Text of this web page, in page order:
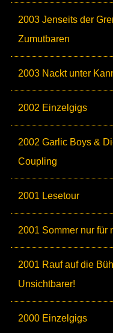
2003 Jenseits der
Zumutbaren
2003 Nackt unter
2002 Einzelgigs
2002 Garlic Boys &
Coupling
2001 Lesetour
2001 Sommer nur für
2001 Rauf auf die
Unsichtbarer!
2000 Einzelgigs